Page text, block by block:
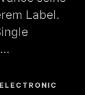
Label.